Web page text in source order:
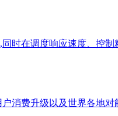
时在调度响应速度、控
消费升级以及世界各地